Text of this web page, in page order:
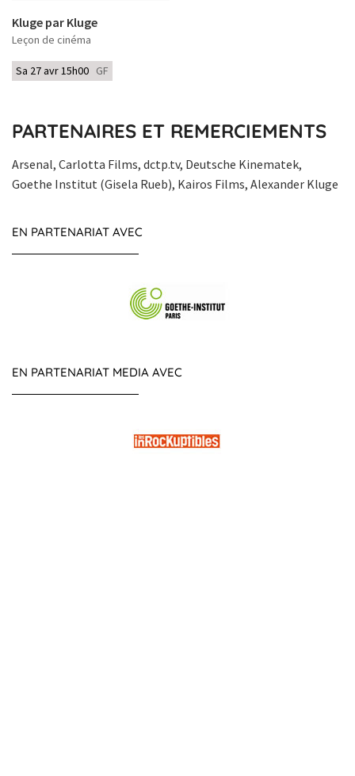
Kluge par Kluge
Leçon de cinéma
Sa 27 avr 15h00 GF
PARTENAIRES ET REMERCIEMENTS
Arsenal, Carlotta Films, dctp.tv, Deutsche Kinematek,
Goethe Institut (Gisela Rueb), Kairos Films, Alexander Kluge
EN PARTENARIAT AVEC
EN PARTENARIAT MEDIA AVEC